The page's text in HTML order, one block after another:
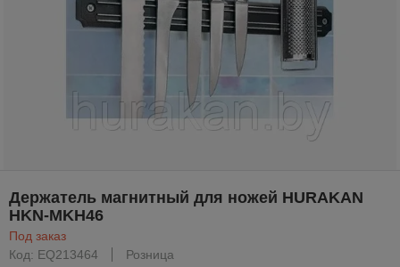
Держатель магнитный для ножей HURAKAN
HKN-MKH46
Под заказ
Код: EQ213464
Розница